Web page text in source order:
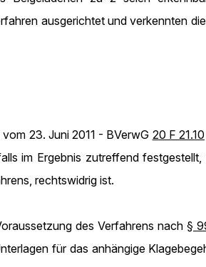
ausgerichtet und verkennten
23. Juni 2011 - BVerwG 20 F 21.10
im Ergebnis zutreffend festgestellt,
rechtswidrig ist.
des Verfahrens nach§
für das anhängige